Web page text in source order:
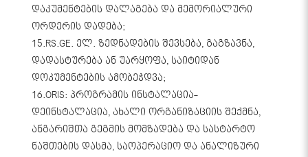
დაკუმენტების დალაგება და მემორიალური
ორდერის დადება;
15.RS.GE. ელ. ზედნადების შევსება, გაგზავნა,
დადასტურება ან უარყოფა, საიტიდან
დოკუმენტების ამობეჭდვა;
16.ORIS: პროგრამის ინსტალაცია-
დეინსტალაცია, ახალი ორგანიზაციის შექმნა,
ანგარიშთა გეგმის მომზადება და სასტარტო
ნაშთების დასმა, საოპერაციო და ანალიზური